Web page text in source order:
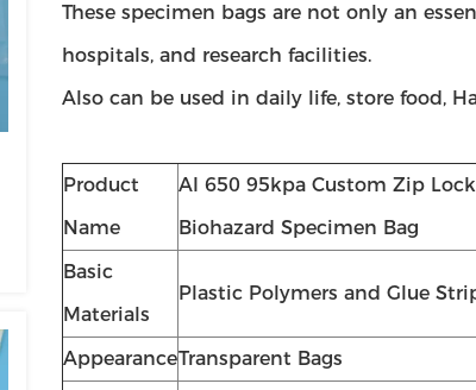
These specimen bags are not only an
hospitals, and research facilities.
Also can be used in daily life, store food,
Product
Name
AI 650 95kpa Custom Zip
Biohazard Specimen Bag
Basic
Materials
Plastic Polymers and Glue
AppearanceTransparent Bags